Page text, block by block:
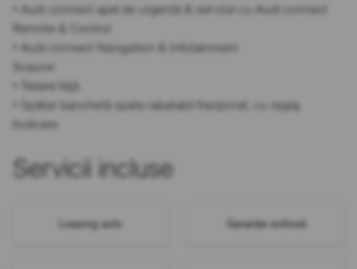
• Audi connect apel de urgență & service cu Audi connect
Remote & Control
• Audi connect Navigation & Infotainment
Scaune
• Tetiere față
• Spătar banchetă spate rabatabil fracționat, cu reglaj
înclinare
Servicii incluse
Leasing auto Garanție extinsă